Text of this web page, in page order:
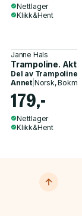
Nettlager
Klikk&Hent
Janne Hals
Trampoline.
Del av Trampoline
Annet| Norsk,
179,-
Nettlager
Klikk&Hent